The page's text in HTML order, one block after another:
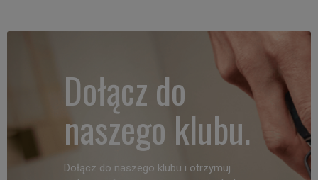
Dołącz do
naszego klubu.
Dołącz do naszego klubu i otrzymuj